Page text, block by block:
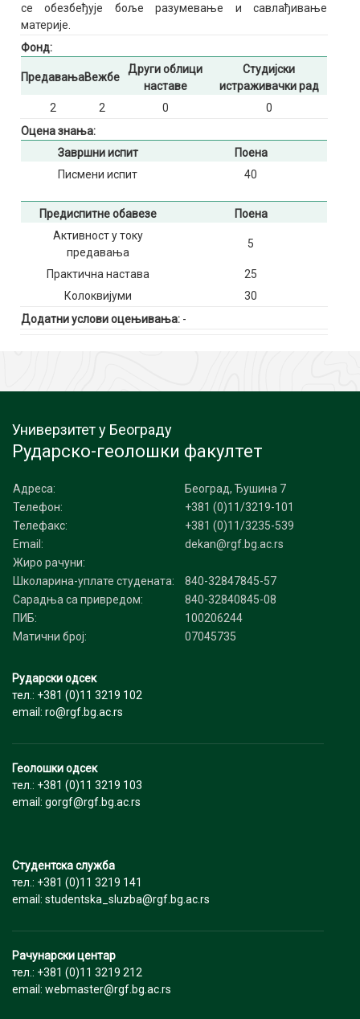
се обезбеђује боље разумевање и савлађивање
материје.
Фонд:
ПредавањаВежбе
Други облици
наставе
Студијски
истраживачки рад
2
2 0
0
Оцена знања:
Завршни испит
Поена
Писмени испит
40
Предиспитне обавезе
Поена
Активност у току
предавања
5
Практична настава
25
Колоквијуми
30
Додатни услови оцењивања: -
Универзитет у Београду
Рударско-геолошки факултет
Адреса:
Београд, Ђушина 7
Телефон:
+381 (0)11/3219-101
Телефакс:
+381 (0)11/3235-539
Email:
dekan@rgf.bg.ac.rs
Жиро рачуни:
Школарина-уплате студената:
840-32847845-57
Сарадња са привредом:
840-32840845-08
ПИБ:
100206244
Матични број:
07045735
Рударски одсек
тел.: +381 (0)11 3219 102
email: ro@rgf.bg.ac.rs
Геолошки одсек
тел.: +381 (0)11 3219 103
email: gorgf@rgf.bg.ac.rs
Студентска служба
тел.: +381 (0)11 3219 141
email: studentska_sluzba@rgf.bg.ac.rs
Рачунарски центар
тел.: +381 (0)11 3219 212
email: webmaster@rgf.bg.ac.rs